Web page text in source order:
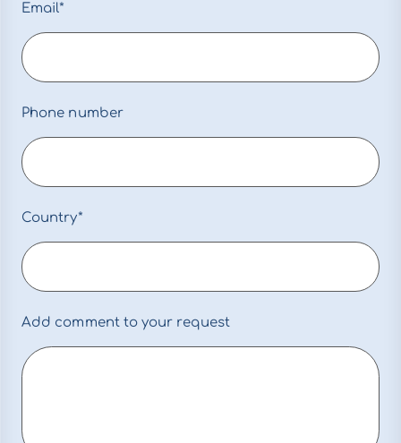
Email*
Phone number
Country*
Add comment to your request